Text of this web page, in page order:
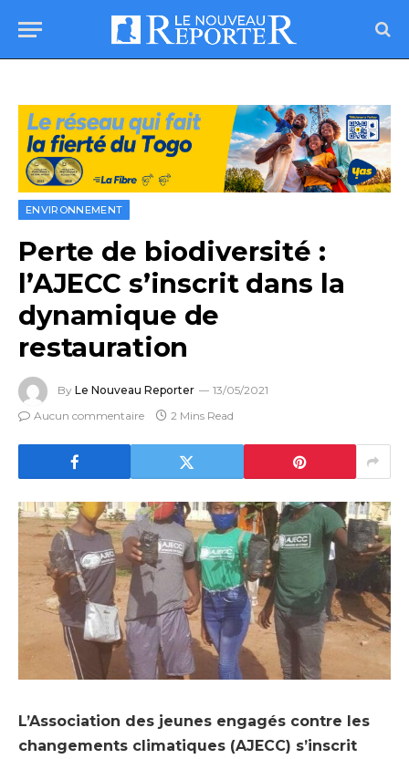
ENVIRONNEMENT
Perte de biodiversité :
l’AJECC s’inscrit dans la
dynamique de
restauration
By Le Nouveau Reporter
13/05/2021
Aucun commentaire
2 Mins Read
L’Association des jeunes engagés contre les
changements climatiques (AJECC) s’inscrit